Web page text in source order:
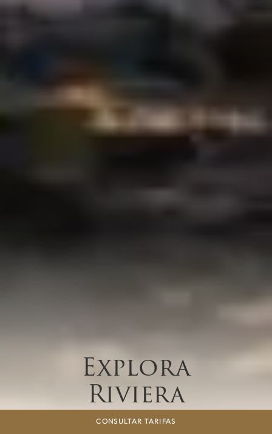
CONSULTAR TARIFAS
Explora
Riviera
Nayarit